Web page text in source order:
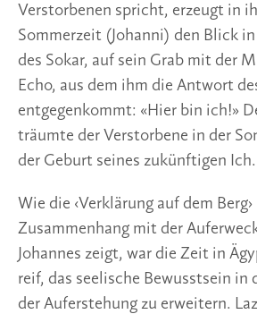
Verstorbenen spricht, erzeugt in
Sommerzeit (Johanni) den Blick
des Sokar, auf sein Grab mit der
Echo, aus dem ihm die Antwort
entgegenkommt: «Hier bin ich!»
träumte der Verstorbene in der
der Geburt seines zukünftigen
Wie die ‹Verklärung auf dem Berg›
Zusammenhang mit der
Johannes zeigt, war die Zeit in
reif, das seelische Bewusstsein in
der Auferstehung zu erweitern.